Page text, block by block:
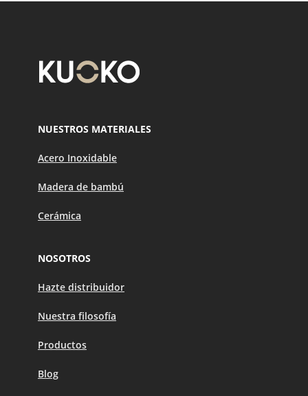
NUESTROS MATERIALES
Acero Inoxidable
Madera de bambú
Cerámica
NOSOTROS
Hazte distribuidor
Nuestra filosofía
Productos
Blog